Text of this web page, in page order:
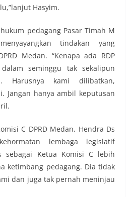
Hasyim.
pedagang Pasar Timah M
tindakan yang
Medan. “Kenapa ada RDP
seminggu tak sekalipun
Harusnya kami dilibatkan,
Jangan hanya ambil keputusan
C DPRD Medan, Hendra Ds
lembaga legislatif
sebagai Ketua Komisi C lebih
ketimbang pedagang. Dia tidak
dan juga tak pernah meninjau